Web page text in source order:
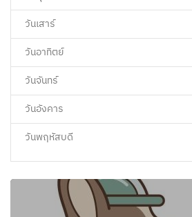
วันเสาร์
วันอาทิตย์
วันจันทร์
วันอังคาร
วันพฤหัสบดี